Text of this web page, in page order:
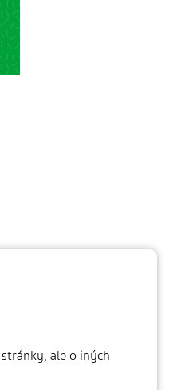
ale o iných